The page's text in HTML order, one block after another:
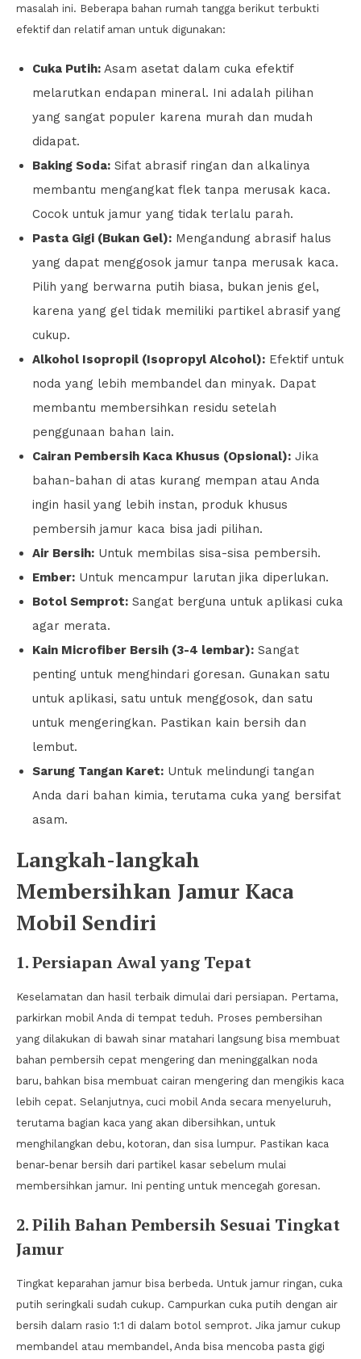
masalah ini. Beberapa bahan rumah tangga berikut terbukti
efektif dan relatif aman untuk digunakan:
Cuka Putih: Asam asetat dalam cuka efektif
melarutkan endapan mineral. Ini adalah pilihan
yang sangat populer karena murah dan mudah
didapat.
Baking Soda: Sifat abrasif ringan dan alkalinya
membantu mengangkat flek tanpa merusak kaca.
Cocok untuk jamur yang tidak terlalu parah.
Pasta Gigi (Bukan Gel): Mengandung abrasif halus
yang dapat menggosok jamur tanpa merusak kaca.
Pilih yang berwarna putih biasa, bukan jenis gel,
karena yang gel tidak memiliki partikel abrasif yang
cukup.
Alkohol Isopropil (Isopropyl Alcohol): Efektif untuk
noda yang lebih membandel dan minyak. Dapat
membantu membersihkan residu setelah
penggunaan bahan lain.
Cairan Pembersih Kaca Khusus (Opsional): Jika
bahan-bahan di atas kurang mempan atau Anda
ingin hasil yang lebih instan, produk khusus
pembersih jamur kaca bisa jadi pilihan.
Air Bersih: Untuk membilas sisa-sisa pembersih.
Ember: Untuk mencampur larutan jika diperlukan.
Botol Semprot: Sangat berguna untuk aplikasi cuka
agar merata.
Kain Microfiber Bersih (3-4 lembar): Sangat
penting untuk menghindari goresan. Gunakan satu
untuk aplikasi, satu untuk menggosok, dan satu
untuk mengeringkan. Pastikan kain bersih dan
lembut.
Sarung Tangan Karet: Untuk melindungi tangan
Anda dari bahan kimia, terutama cuka yang bersifat
asam.
Langkah-langkah
Membersihkan Jamur Kaca
Mobil Sendiri
1. Persiapan Awal yang Tepat
Keselamatan dan hasil terbaik dimulai dari persiapan. Pertama,
parkirkan mobil Anda di tempat teduh. Proses pembersihan
yang dilakukan di bawah sinar matahari langsung bisa membuat
bahan pembersih cepat mengering dan meninggalkan noda
baru, bahkan bisa membuat cairan mengering dan mengikis kaca
lebih cepat. Selanjutnya, cuci mobil Anda secara menyeluruh,
terutama bagian kaca yang akan dibersihkan, untuk
menghilangkan debu, kotoran, dan sisa lumpur. Pastikan kaca
benar-benar bersih dari partikel kasar sebelum mulai
membersihkan jamur. Ini penting untuk mencegah goresan.
2. Pilih Bahan Pembersih Sesuai Tingkat
Jamur
Tingkat keparahan jamur bisa berbeda. Untuk jamur ringan, cuka
putih seringkali sudah cukup. Campurkan cuka putih dengan air
bersih dalam rasio 1:1 di dalam botol semprot. Jika jamur cukup
membandel atau membandel, Anda bisa mencoba pasta gigi